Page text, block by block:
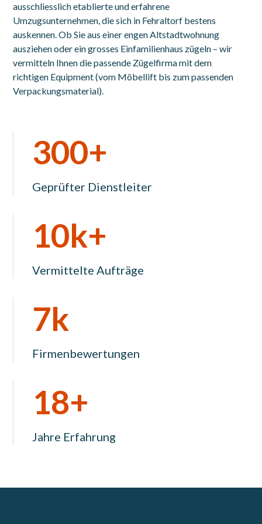
ausschliesslich etablierte und erfahrene
Umzugsunternehmen, die sich in Fehraltorf bestens
auskennen. Ob Sie aus einer engen Altstadtwohnung
ausziehen oder ein grosses Einfamilienhaus zügeln – wir
vermitteln Ihnen die passende Zügelfirma mit dem
richtigen Equipment (vom Möbellift bis zum passenden
Verpackungsmaterial).
300+
Geprüfter Dienstleiter
10k+
Vermittelte Aufträge
7k
Firmenbewertungen
18+
Jahre Erfahrung